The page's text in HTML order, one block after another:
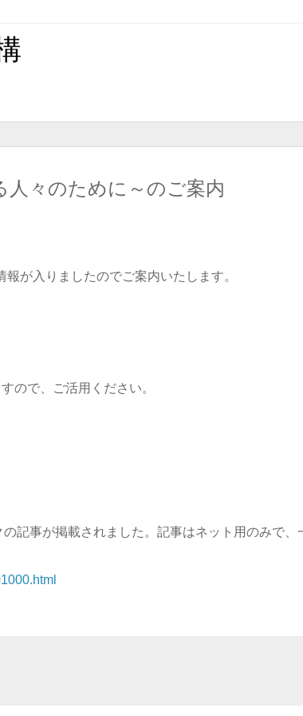
人々のために～のご案内
が入りましたのでご案内いたします。
ので、ご活用ください。
記事が掲載されました。記事はネット用のみで、
html